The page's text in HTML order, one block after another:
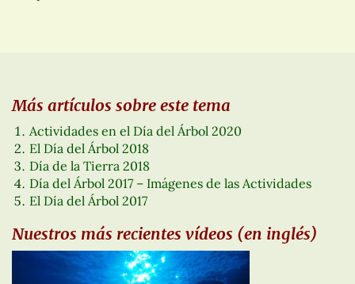
Más artículos sobre este tema
Actividades en el Día del Árbol 2020
El Día del Árbol 2018
Día de la Tierra 2018
Día del Árbol 2017 – Imágenes de las Actividades
El Día del Árbol 2017
Nuestros más recientes vídeos (en inglés)